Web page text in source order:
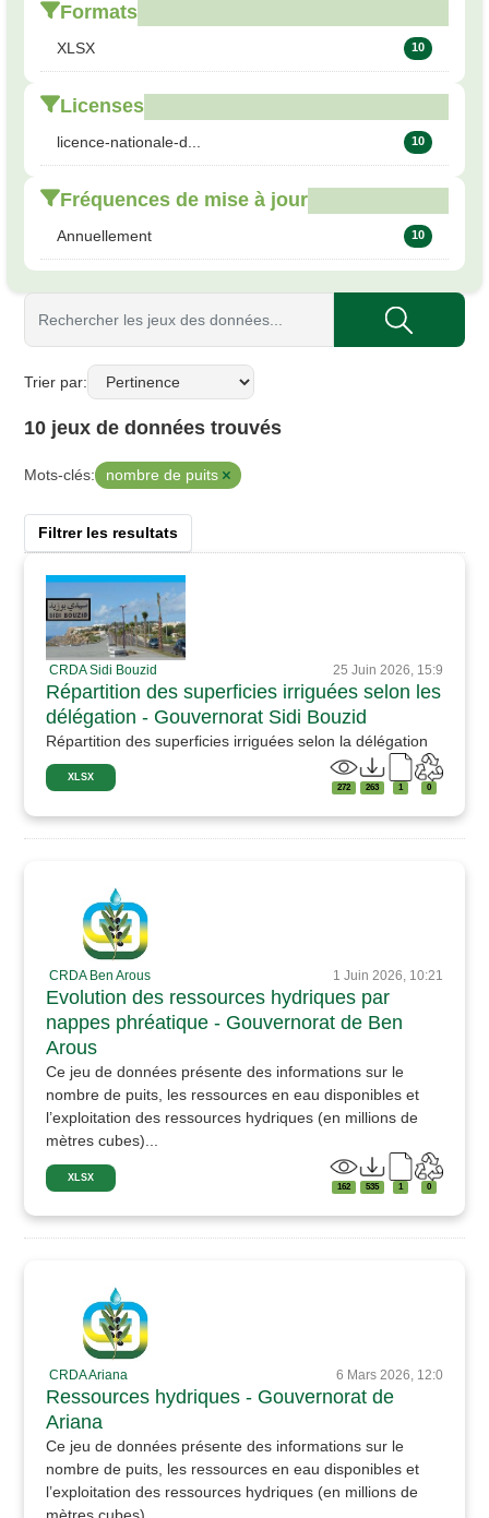
Formats
XLSX 10
Licenses
licence-nationale-d... 10
Fréquences de mise à jour
Annuellement 10
Trier par
10 jeux de données trouvés
Mots-clés: nombre de puits
Filtrer les resultats
CRDA Sidi Bouzid 25 Juin 2026, 15:9
Répartition des superficies irriguées selon les
délégation - Gouvernorat Sidi Bouzid
Répartition des superficies irriguées selon la délégation
XLSX
272 263 1 0
CRDA Ben Arous 1 Juin 2026, 10:21
Evolution des ressources hydriques par
nappes phréatique - Gouvernorat de Ben
Arous
Ce jeu de données présente des informations sur le
nombre de puits, les ressources en eau disponibles et
l’exploitation des ressources hydriques (en millions de
mètres cubes)...
XLSX
162 535 1 0
CRDA Ariana 6 Mars 2026, 12:0
Ressources hydriques - Gouvernorat de
Ariana
Ce jeu de données présente des informations sur le
nombre de puits, les ressources en eau disponibles et
l’exploitation des ressources hydriques (en millions de